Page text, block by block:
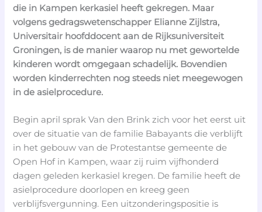
die in Kampen kerkasiel heeft gekregen. Maar
volgens gedragswetenschapper Elianne Zijlstra,
Universitair hoofddocent aan de Rijksuniversiteit
Groningen, is de manier waarop nu met gewortelde
kinderen wordt omgegaan schadelijk. Bovendien
worden kinderrechten nog steeds niet meegewogen
in de asielprocedure.
Begin april sprak Van den Brink zich voor het eerst uit
over de situatie van de familie Babayants die verblijft
in het gebouw van de Protestantse gemeente de
Open Hof in Kampen, waar zij ruim vijfhonderd
dagen geleden kerkasiel kregen. De familie heeft de
asielprocedure doorlopen en kreeg geen
verblijfsvergunning. Een uitzonderingspositie is